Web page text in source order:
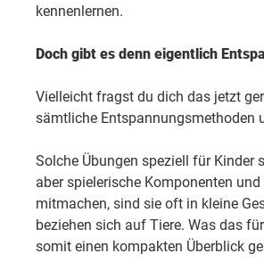
kennenlernen.
Doch gibt es denn eigentlich
Vielleicht fragst du dich das jetzt
sämtliche Entspannungsmethoden
Solche Übungen speziell für Kinder
aber spielerische Komponenten
mitmachen, sind sie oft in kleine
beziehen sich auf Tiere. Was das
somit einen kompakten Überblick